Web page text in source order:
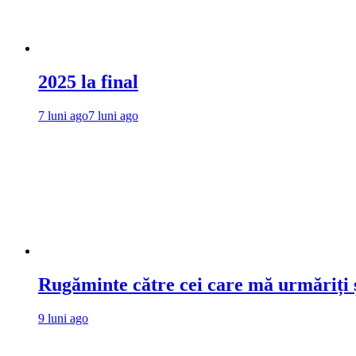
2025 la final
7 luni ago7 luni ago
Rugăminte către cei care mă urmăriți
9 luni ago